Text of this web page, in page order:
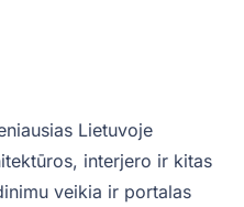
Lietuvoje
interjero ir kitas
veikia ir portalas